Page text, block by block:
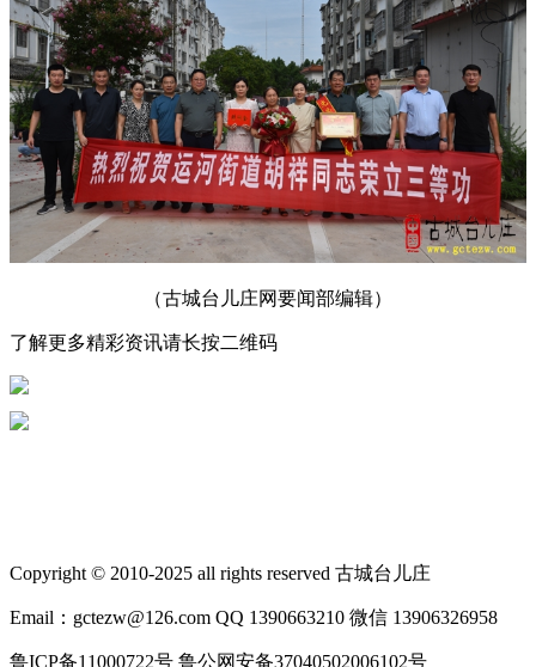
（古城台儿庄网要闻部编辑）
了解更多精彩资讯请长按二维码
Copyright © 2010-2025 all rights reserved 古城台儿庄
Email：gctezw@126.com QQ 1390663210 微信 13906326958
鲁ICP备11000722号 鲁公网安备37040502006102号